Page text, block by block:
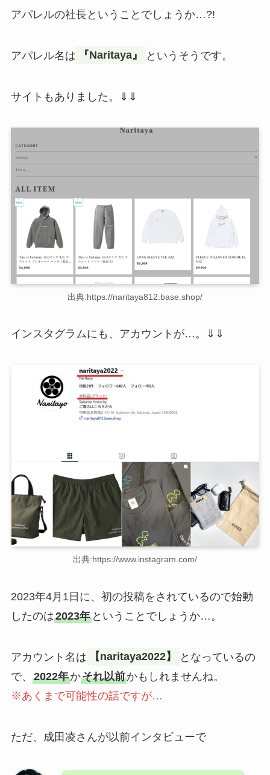
アパレルの社長ということでしょうか…?!
アパレル名は 『Naritaya』 というそうです。
サイトもありました。⇓⇓
出典:https://naritaya812.base.shop/
インスタグラムにも、アカウントが…。⇓⇓
出典:https://www.instagram.com/
2023年4月1日に、初の投稿をされているので始動
したのは2023年ということでしょうか…。
アカウント名は 【naritaya2022】
となっているの
で、 2022年かそれ以前かもしれませんね。
※あくまで可能性の話ですが…
ただ、成田凌さんが以前インタビューで